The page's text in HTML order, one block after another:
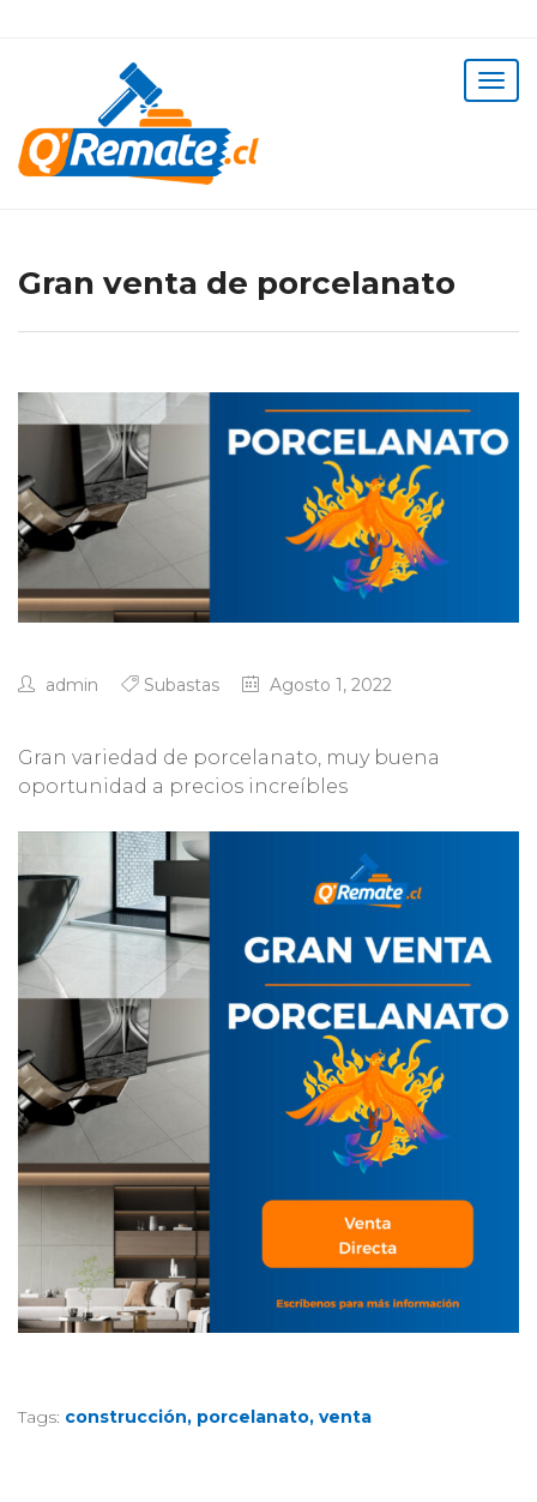
Gran venta de porcelanato
admin Subastas Agosto 1, 2022
Gran variedad de porcelanato, muy buena
oportunidad a precios increíbles
Tags: construcción porcelanato venta